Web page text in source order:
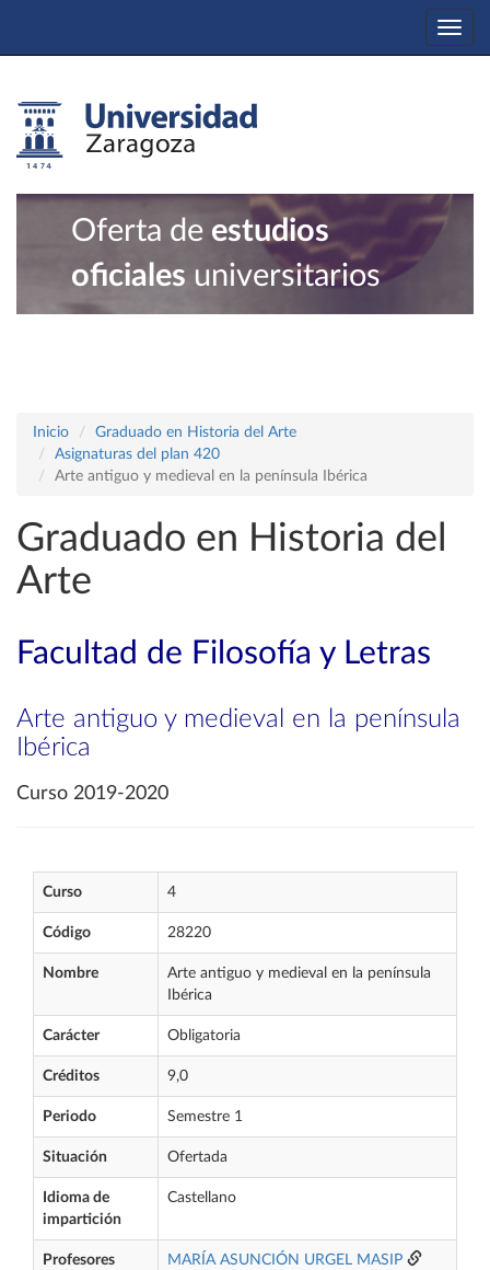
Oferta de estudios
oficiales universitarios
Inicio
Graduado en Historia del Arte
Asignaturas del plan 420
Arte antiguo y medieval en la península Ibérica
Graduado en Historia del
Arte
Facultad de Filosofía y Letras
Arte antiguo y medieval en la península
Ibérica
Curso 2019-2020
Curso 4
Código 28220
Nombre
Arte antiguo y medieval en la península
Ibérica
Carácter Obligatoria
Créditos 9,0
Periodo Semestre 1
Situación Ofertada
Idioma de
impartición
Castellano
Profesores MARÍA ASUNCIÓN URGEL MASIP